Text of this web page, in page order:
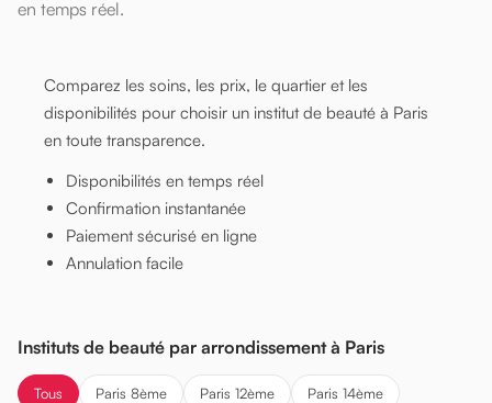
en temps réel.
Comparez les soins, les prix, le quartier et les
disponibilités pour choisir un institut de beauté à Paris
en toute transparence.
Disponibilités en temps réel
Confirmation instantanée
Paiement sécurisé en ligne
Annulation facile
Instituts de beauté par arrondissement à Paris
Tous Paris 8ème Paris 12ème Paris 14ème